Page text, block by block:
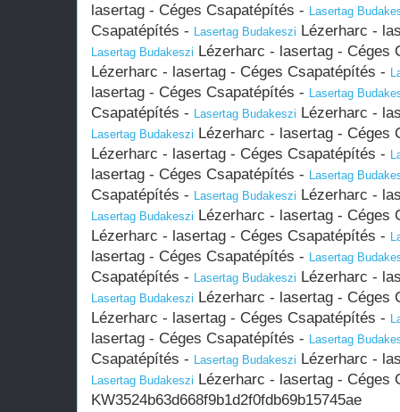
lasertag - Céges Csapatépítés - Lasertag
Csapatépítés - Lasertag Budakeszi Lézerharc -
Lasertag Budakeszi Lézerharc - lasertag - Céges
Lézerharc - lasertag - Céges Csapatépítés -
lasertag - Céges Csapatépítés - Lasertag
Csapatépítés - Lasertag Budakeszi Lézerharc -
Lasertag Budakeszi Lézerharc - lasertag - Céges
Lézerharc - lasertag - Céges Csapatépítés -
lasertag - Céges Csapatépítés - Lasertag
Csapatépítés - Lasertag Budakeszi Lézerharc -
Lasertag Budakeszi Lézerharc - lasertag - Céges
Lézerharc - lasertag - Céges Csapatépítés -
lasertag - Céges Csapatépítés - Lasertag
Csapatépítés - Lasertag Budakeszi Lézerharc -
Lasertag Budakeszi Lézerharc - lasertag - Céges
Lézerharc - lasertag - Céges Csapatépítés -
lasertag - Céges Csapatépítés - Lasertag
Csapatépítés - Lasertag Budakeszi Lézerharc -
Lasertag Budakeszi Lézerharc - lasertag - Céges
KW3524b63d668f9b1d2f0fdb69b15745ae